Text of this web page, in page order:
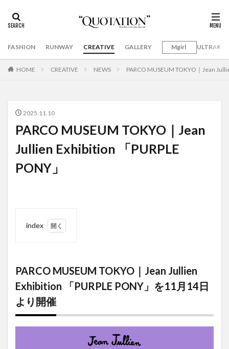
FASHION RUNWAY CREATIVE GALLERY Mgirl
HOME CREATIVE NEWS PARCO MUSEUM TOKYO｜Jean
2025.11.10
PARCO MUSEUM TOKYO｜Jean
Jullien Exhibition 「PURPLE
PONY」
index
1
TOKYO｜
Jean
Jullien
Exhibition
「PURPLE
PONY」
を11月14
PARCO MUSEUM TOKYO｜Jean Jullien
Exhibition 「PURPLE PONY」を11月14日
より開催